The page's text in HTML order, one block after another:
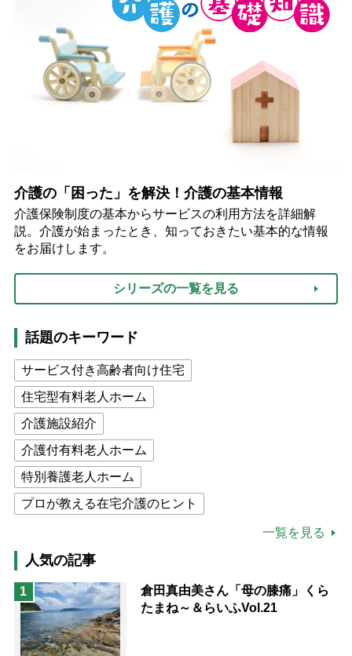
介護の「困った」を解決！介護の基本情報
介護保険制度の基本からサービスの利用方法を詳細解
説。介護が始まったとき、知っておきたい基本的な情報
をお届けします。
シリーズの一覧を見る
話題のキーワード
サービス付き高齢者向け住宅
住宅型有料老人ホーム
介護施設紹介
介護付有料老人ホーム
特別養護老人ホーム
プロが教える在宅介護のヒント
高木ブー
ケアマネジャー
猫が母になつきません
息子の遠距離介護サバイバル術
兄がボケました
一覧を見る
人気の記事
1
倉田真由美さん「母の膝痛」くら
たまね～＆らいふVol.21